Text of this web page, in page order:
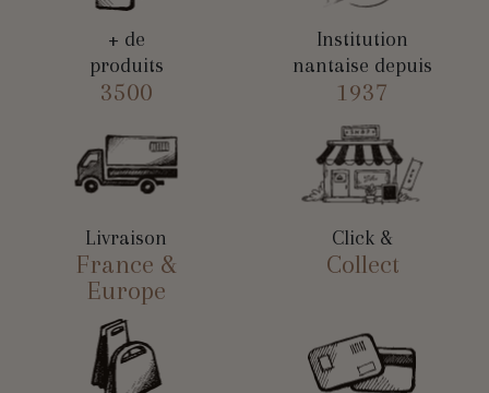
+ de
produits
3500
Institution
nantaise depuis
1937
Livraison
France &
Europe
Click &
Collect